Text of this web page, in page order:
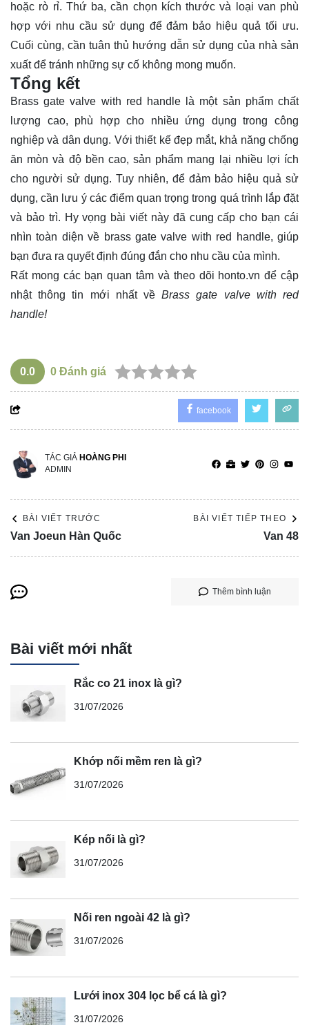
hoặc rò rỉ. Thứ ba, cần chọn kích thước và loại van phù
hợp với nhu cầu sử dụng để đảm bảo hiệu quả tối ưu.
Cuối cùng, cần tuân thủ hướng dẫn sử dụng của nhà sản
xuất để tránh những sự cố không mong muốn.
Tổng kết
Brass gate valve with red handle là một sản phẩm chất
lượng cao, phù hợp cho nhiều ứng dụng trong công
nghiệp và dân dụng. Với thiết kế đẹp mắt, khả năng chống
ăn mòn và độ bền cao, sản phẩm mang lại nhiều lợi ích
cho người sử dụng. Tuy nhiên, để đảm bảo hiệu quả sử
dụng, cần lưu ý các điểm quan trọng trong quá trình lắp đặt
và bảo trì. Hy vọng bài viết này đã cung cấp cho bạn cái
nhìn toàn diện về brass gate valve with red handle, giúp
bạn đưa ra quyết định đúng đắn cho nhu cầu của mình.
Rất mong các bạn quan tâm và theo dõi honto.vn để cập
nhật thông tin mới nhất về Brass gate valve with red
handle!
0.0 0 Đánh giá
facebook
TÁC GIẢ HOÀNG PHI
ADMIN
BÀI VIẾT TRƯỚC
Van Joeun Hàn Quốc
BÀI VIẾT TIẾP THEO
Van 48
Thêm bình luận
Bài viết mới nhất
Rắc co 21 inox là gì?
31/07/2026
Khớp nối mềm ren là gì?
31/07/2026
Kép nối là gì?
31/07/2026
Nối ren ngoài 42 là gì?
31/07/2026
Lưới inox 304 lọc bể cá là gì?
31/07/2026